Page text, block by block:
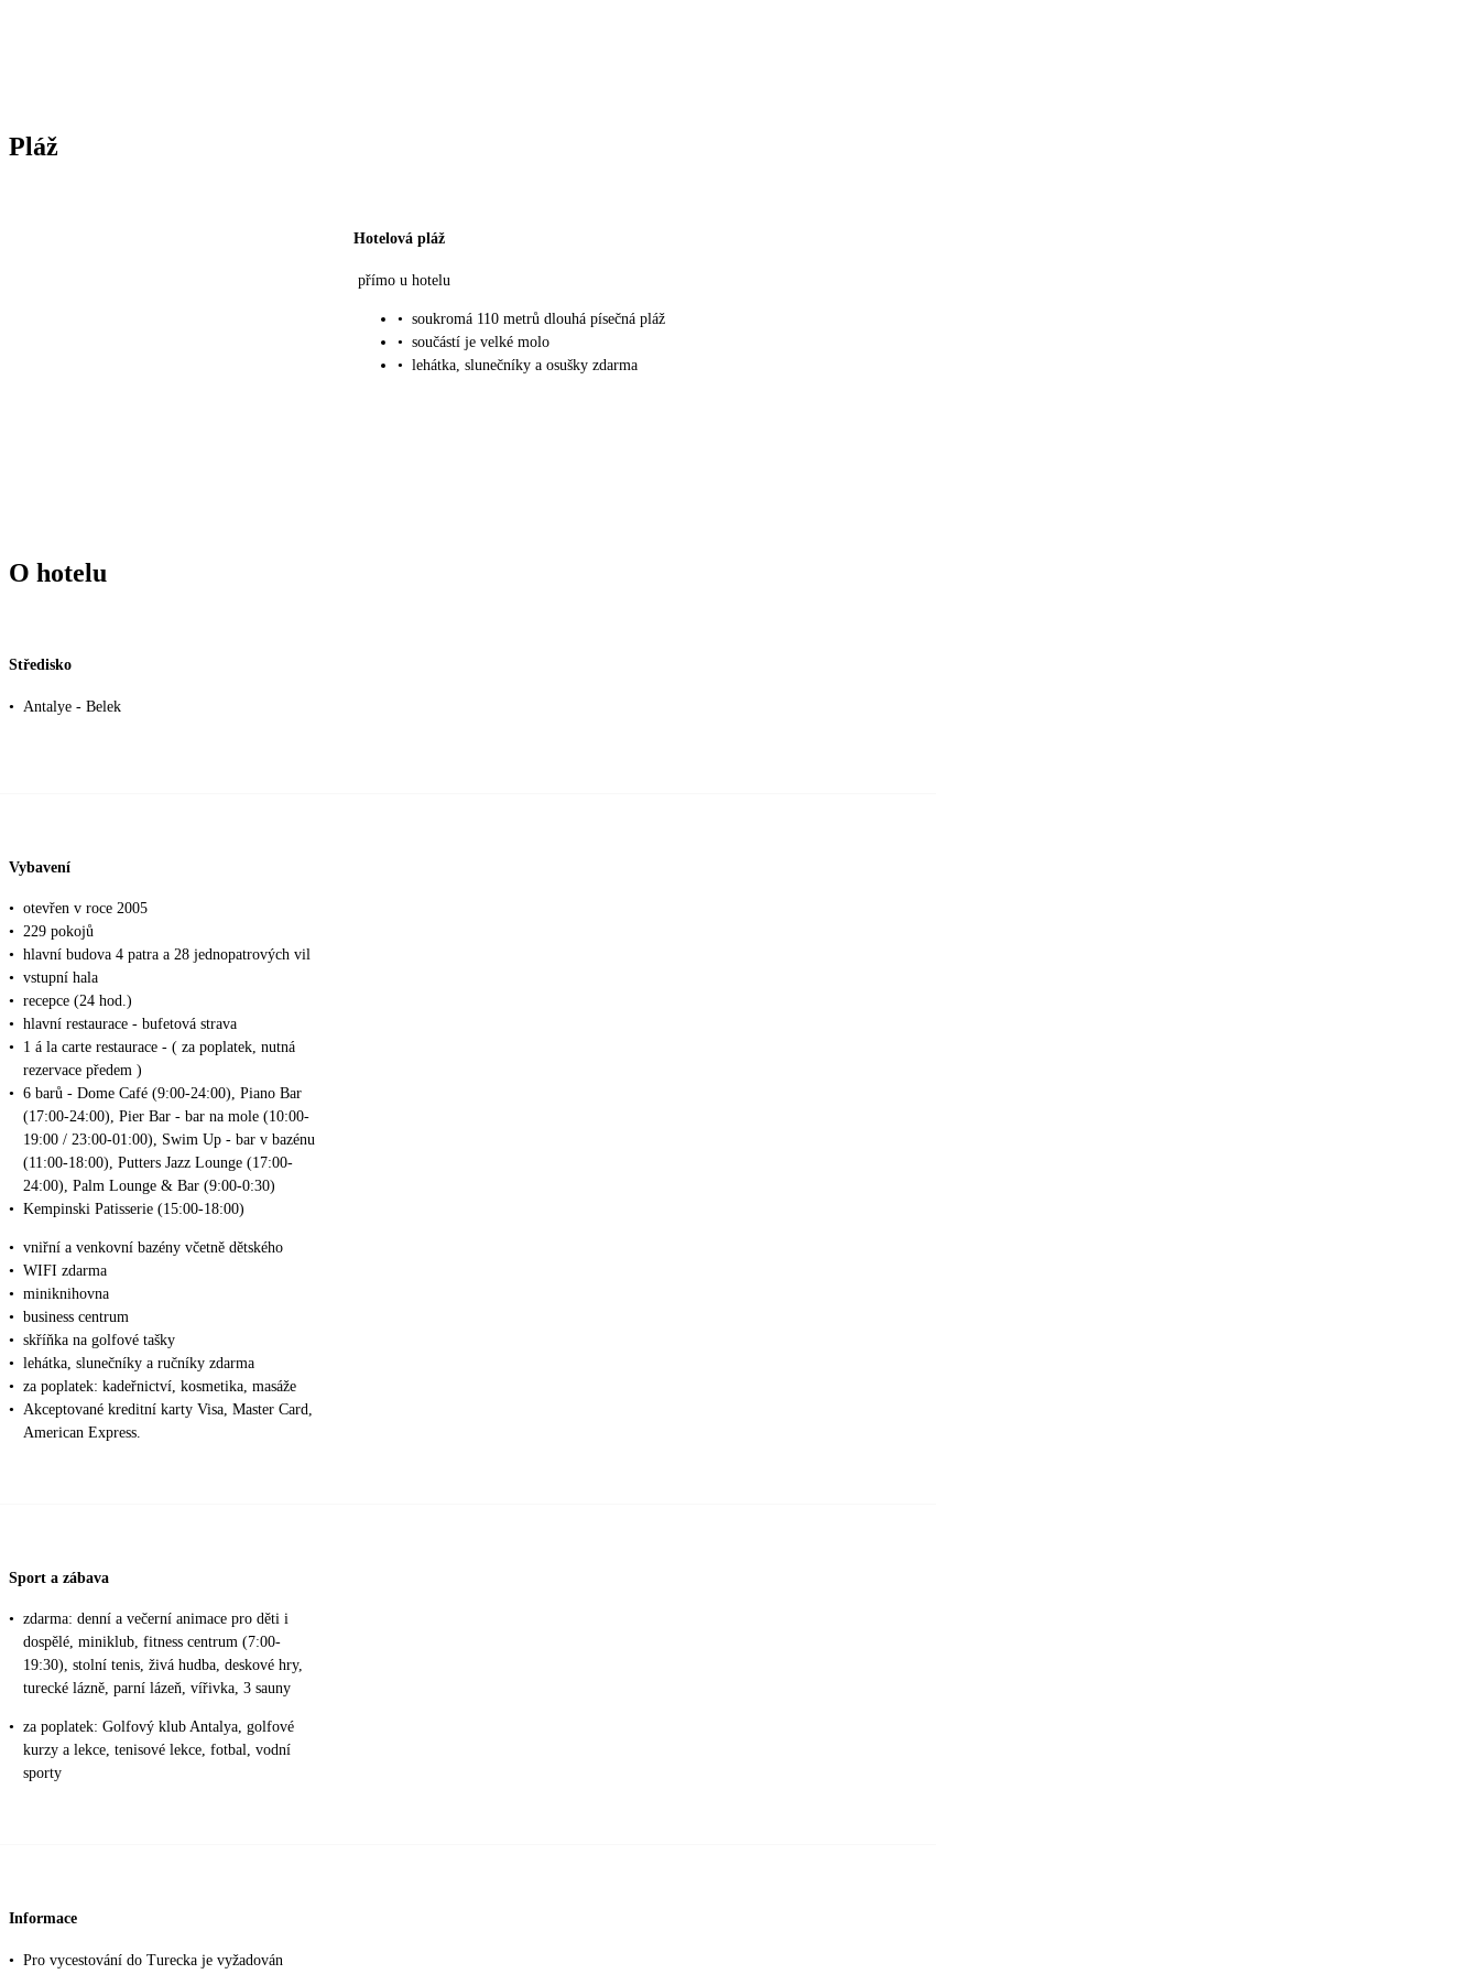
Pláž
Hotelová pláž
přímo u hotelu
• soukromá 110 metrů dlouhá písečná pláž
• součástí je velké molo
• lehátka, slunečníky a osušky zdarma
O hotelu
Středisko
• Antalye - Belek
Vybavení
• otevřen v roce 2005
• 229 pokojů
• hlavní budova 4 patra a 28 jednopatrových vil
• vstupní hala
• recepce (24 hod.)
• hlavní restaurace - bufetová strava
•
1 á la carte restaurace - ( za poplatek, nutná
rezervace předem )
• 6 barů - Dome Café (9:00-24:00), Piano Bar
(17:00-24:00), Pier Bar - bar na mole (10:00-
19:00 / 23:00-01:00), Swim Up - bar v bazénu
(11:00-18:00), Putters Jazz Lounge (17:00-
24:00), Palm Lounge & Bar (9:00-0:30)
• Kempinski Patisserie (15:00-18:00)
• vniřní a venkovní bazény včetně dětského
• WIFI zdarma
• miniknihovna
• business centrum
• skříňka na golfové tašky
• lehátka, slunečníky a ručníky zdarma
• za poplatek: kadeřnictví, kosmetika, masáže
• Akceptované kreditní karty Visa, Master Card,
American Express.
Sport a zábava
• zdarma: denní a večerní animace pro děti i
dospělé, miniklub, fitness centrum (7:00-
19:30), stolní tenis, živá hudba, deskové hry,
turecké lázně, parní lázeň, vířivka, 3 sauny
• za poplatek: Golfový klub Antalya, golfové
kurzy a lekce, tenisové lekce, fotbal, vodní
sporty
Informace
• Pro vycestování do Turecka je vyžadován